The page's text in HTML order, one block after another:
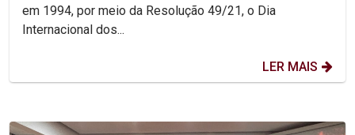
em 1994, por meio da Resolução 49/21, o Dia
Internacional dos...
LER MAIS